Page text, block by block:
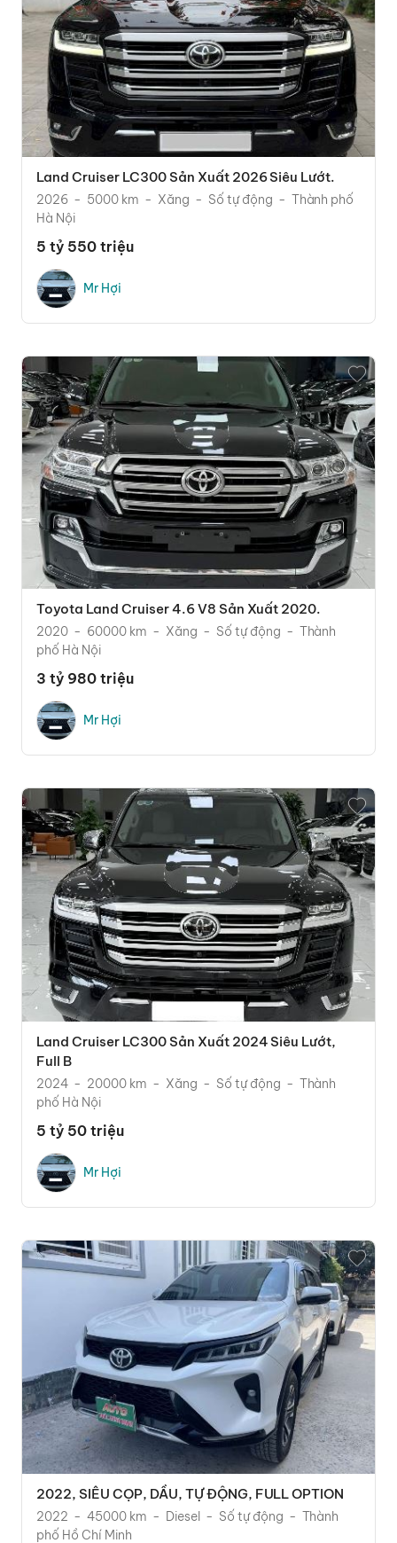
Land Cruiser LC300 Sản Xuất 2026 Siêu Lướt.
2026 5000 km Xăng Số tự động
Thành phố
Hà Nội
5 tỷ 550 triệu
Mr Hợi
Toyota Land Cruiser 4.6 V8 Sản Xuất 2020.
2020 60000 km Xăng Số tự động
Thành
phố Hà Nội
3 tỷ 980 triệu
Mr Hợi
Land Cruiser LC300 Sản Xuất 2024 Siêu Lướt,
Full B
2024 20000 km Xăng Số tự động
Thành
phố Hà Nội
5 tỷ 50 triệu
Mr Hợi
2022, SIÊU CỌP, DẦU, TỰ ĐỘNG, FULL OPTION
2022 45000 km Diesel Số tự động
Thành
phố Hồ Chí Minh